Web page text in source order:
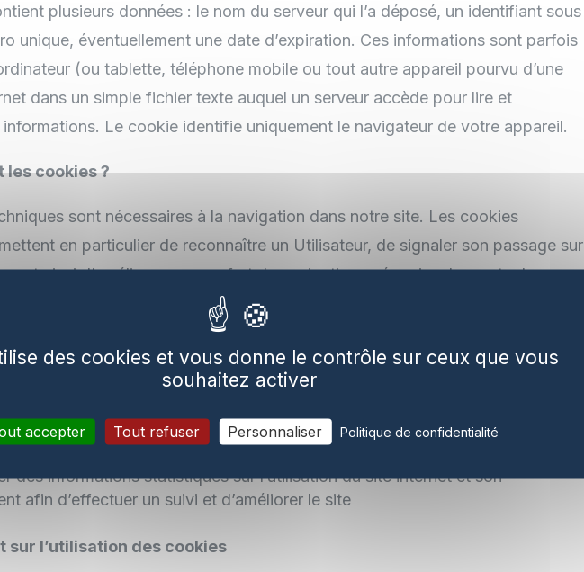
plusieurs données : le nom du serveur qui l’a déposé, un identifiant sous
unique, éventuellement une date d’expiration. Ces informations sont parfois
(ou tablette, téléphone mobile ou tout autre appareil pourvu d’une
dans un simple fichier texte auquel un serveur accède pour lire et
Le cookie identifie uniquement le navigateur de votre appareil.
les cookies ?
sont nécessaires à la navigation dans notre site. Les cookies
en particulier de reconnaître un Utilisateur, de signaler son passage sur
et ainsi d’améliorer son confort de navigation, mémoriser les mots de passe
relatives à un formulaire qu’il a rempli sur le site. Les cookies techniques
de mettre en œuvre des mesures de sécurité (ces cookies ne peuvent
ou paramétrés sous peine de ne plus pouvoir accéder au site et/ou aux
que des cookies techniques qui permettent :
des informations statistiques sur l’utilisation du site internet et son
afin d’effectuer un suivi et d’améliorer le site
sur l’utilisation des cookies
des cookies et vous donne le contrôle sur ceux que vous
souhaitez activer
accepter Tout refuser Personnaliser Politique de confidentialité